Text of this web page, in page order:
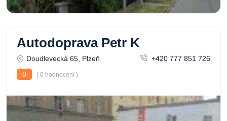
Autodoprava Petr K
Doudlevecká 65, Plzeň
+420 777 851 726
0
( 0 hodnocení )